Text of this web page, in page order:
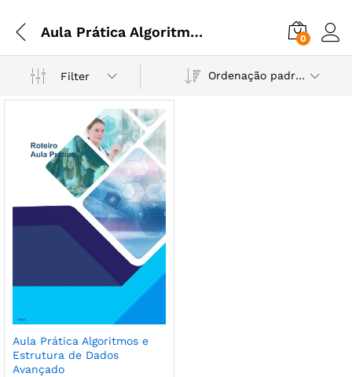
Aula Prática Algoritmos e Estrutura de Dados Avançado 0
Filter Ordenação padrão
Aula Prática Algoritmos e
Estrutura de Dados
Avançado